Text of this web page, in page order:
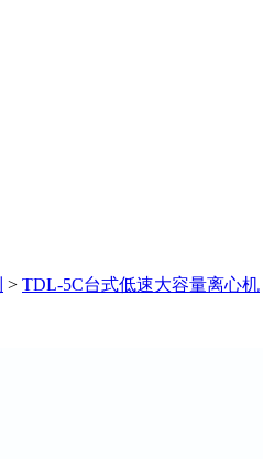
> TDL-5C台式低速大容量离心机